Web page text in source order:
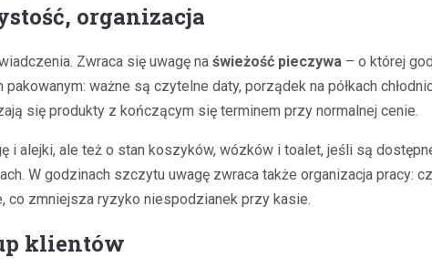
organizacja
Zwraca się uwagę na świeżość pieczywa – o której
ważne są czytelne daty, porządek na półkach
się produkty z kończącym się terminem przy normalnej cenie.
i alejki, ale też o stan koszyków, wózków i toalet, jeśli są
W godzinach szczytu uwagę zwraca także organizacja pracy:
co zmniejsza ryzyko niespodzianek przy kasie.
klientów